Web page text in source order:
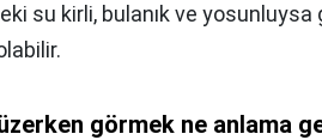
su kirli, bulanık ve
görmek ne anlama